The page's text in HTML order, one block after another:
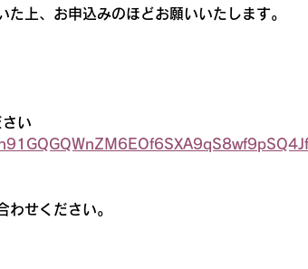
上、お申込みのほどお願いいたします。
い
わせください。